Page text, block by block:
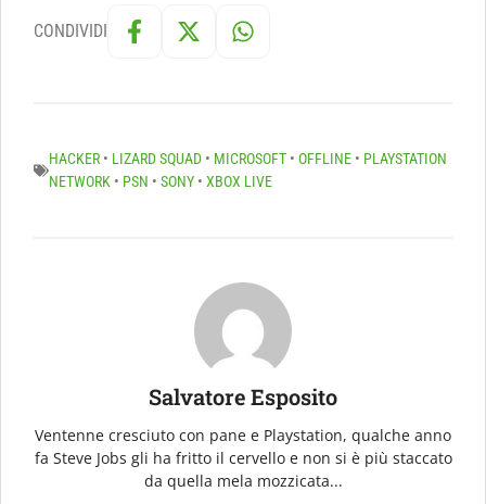
CONDIVIDI
HACKER • LIZARD SQUAD • MICROSOFT • OFFLINE • PLAYSTATION
NETWORK • PSN • SONY • XBOX LIVE
Salvatore Esposito
Ventenne cresciuto con pane e Playstation, qualche anno
fa Steve Jobs gli ha fritto il cervello e non si è più staccato
da quella mela mozzicata...